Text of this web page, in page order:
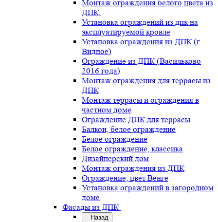
Монтаж ограждения белого цвета из
ДПК.
Установка ограждений из дпк на
эксплуатируемой кровле
Установка ограждения из ДПК (г.
Видное)
Ограждение из ДПК (Васильково
2016 года)
Монтаж ограждения для террасы из
ДПК
Монтаж террасы и ограждения в
частном доме
Ограждение ДПК для террасы
Балкон, белое ограждение
Белое ограждение
Белое ограждение, классика
Дизайнерский дом
Монтаж ограждения из ДПК
Ограждение, цвет Венге
Установка ограждений в загородном
доме
Фасады из ДПК
Назад